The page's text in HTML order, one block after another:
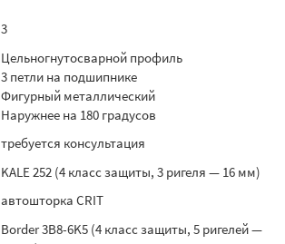
3
Цельногнутосварной профиль
3 петли на подшипнике
Фигурный металлический
Наружнее на 180 градусов
требуется консультация
KALE 252 (4 класс защиты, 3 ригеля — 16 мм)
автошторка CRIT
Border 3B8-6K5 (4 класс защиты, 5 ригелей —